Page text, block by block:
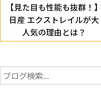
【見た目も性能も抜群！】
日産 エクストレイルが大
人気の理由とは？